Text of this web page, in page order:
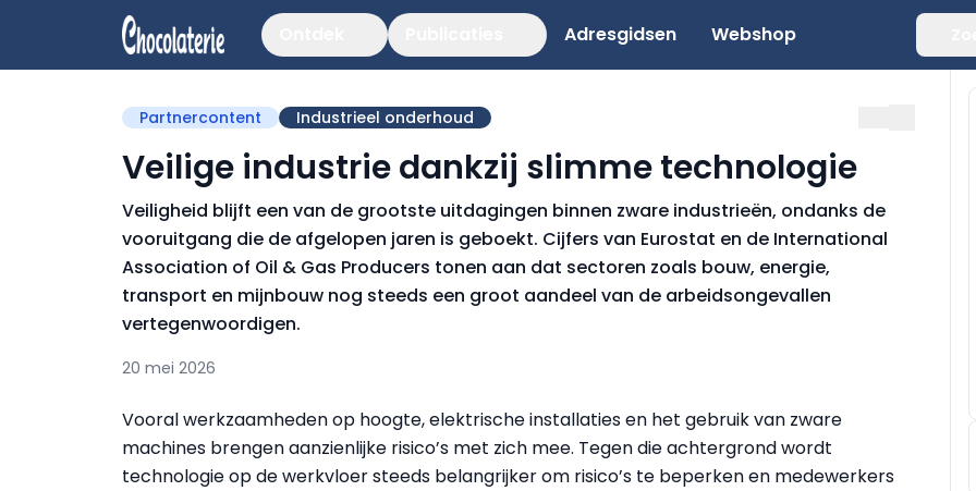
Adresgidsen Webshop
Partnercontent Industrieel onderhoud
Veilige industrie dankzij slimme technologie
Veiligheid blijft een van de grootste uitdagingen binnen zware industrieën, ondanks de
vooruitgang die de afgelopen jaren is geboekt. Cijfers van Eurostat en de International
Association of Oil & Gas Producers tonen aan dat sectoren zoals bouw, energie,
transport en mijnbouw nog steeds een groot aandeel van de arbeidsongevallen
vertegenwoordigen.
20 mei 2026
Vooral werkzaamheden op hoogte, elektrische installaties en het gebruik van zware
machines brengen aanzienlijke risico’s met zich mee. Tegen die achtergrond wordt
technologie op de werkvloer steeds belangrijker om risico’s te beperken en medewerkers